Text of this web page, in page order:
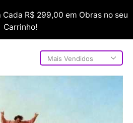
Cada R$ 299,00 em Obras no seu
Carrinho!